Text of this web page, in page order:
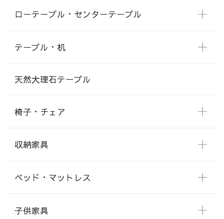
ローテーブル・センターテーブル
テーブル・机
天然大理石テーブル
椅子・チェア
収納家具
ベッド・マットレス
子供家具